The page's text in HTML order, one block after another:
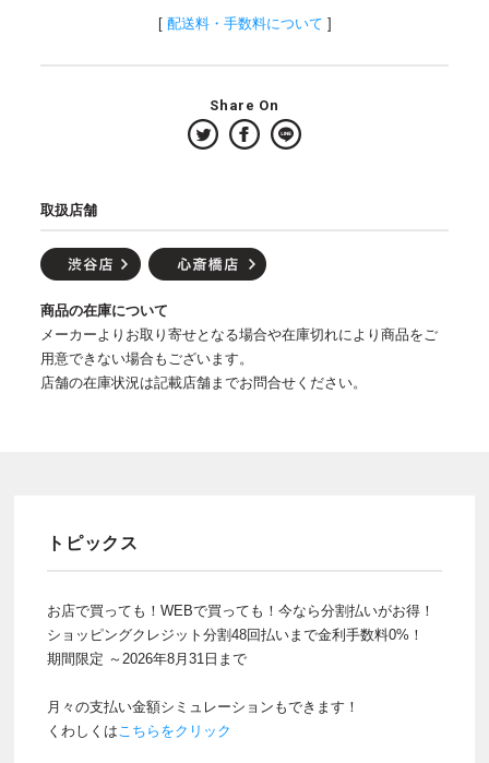
[ 配送料・手数料について ]
Share On
取扱店舗
商品の在庫について
メーカーよりお取り寄せとなる場合や在庫切れにより商品をご
用意できない場合もございます。
店舗の在庫状況は記載店舗までお問合せください。
トピックス
お店で買っても！WEBで買っても！今なら分割払いがお得！
ショッピングクレジット分割48回払いまで金利手数料0%！
期間限定 ～2026年8月31日まで
月々の支払い金額シミュレーションもできます！
くわしくはこちらをクリック